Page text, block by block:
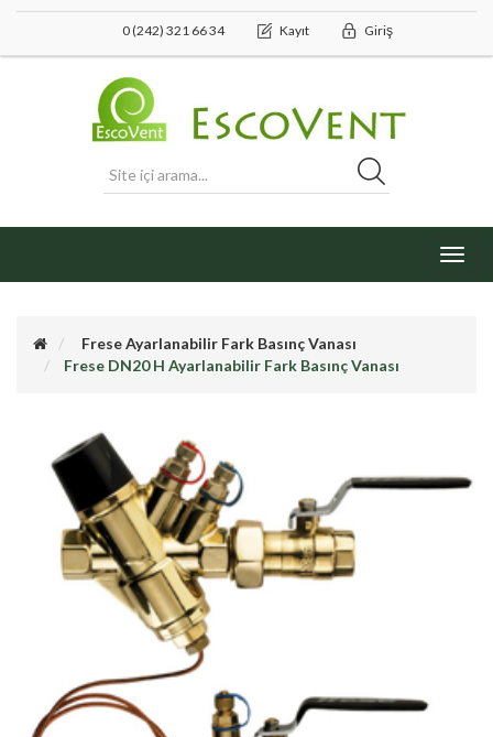
0 (242) 321 66 34 Kayıt Giriş
Frese Ayarlanabilir Fark Basınç Vanası
Frese DN20 H Ayarlanabilir Fark Basınç Vanası